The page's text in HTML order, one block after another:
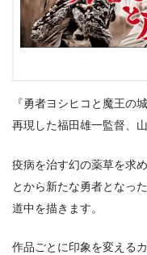
『勇者ヨシヒコと魔王の
再現した福田雄一監督、
疫病を治す幻の薬草を求
とから新たな勇者となっ
道中を描きます。
作品ごとに印象を変える